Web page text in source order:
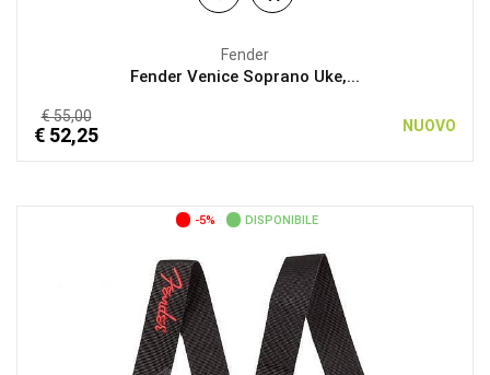
Fender
Fender Venice Soprano Uke,...
€ 55,00
€ 52,25 NUOVO
-5% DISPONIBILE